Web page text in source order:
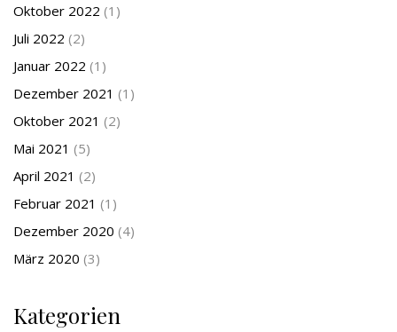
Oktober 2022 (1)
Juli 2022 (2)
Januar 2022 (1)
Dezember 2021 (1)
Oktober 2021 (2)
Mai 2021 (5)
April 2021 (2)
Februar 2021 (1)
Dezember 2020 (4)
März 2020 (3)
Kategorien